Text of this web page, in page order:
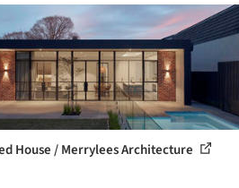
House / Merrylees Architecture